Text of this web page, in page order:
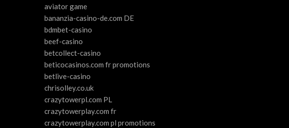
aviator game
bananzia-casino-de.com DE
bdmbet-casino
beef-casino
betcollect-casino
beticocasinos.com fr promotions
betlive-casino
chrisolley.co.uk
crazytowerpl.com PL
crazytowerplay.com fr
crazytowerplay.com pl promotions